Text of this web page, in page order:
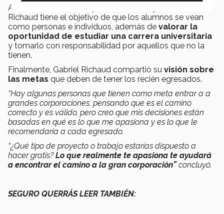
Además de enseñar aspectos teóricos y técnicos,
Richaud tiene el objetivo de que los alumnos se vean
como personas e individuos, además de valorar la
oportunidad de estudiar una carrera universitaria
y tomarlo con responsabilidad por aquellos que no la
tienen.
Finalmente, Gabriel Richaud compartió su visión sobre
las metas que deben de tener los recién egresados.
“Hay algunas personas que tienen como meta entrar a a
grandes corporaciones, pensando que es el camino
correcto y es válido, pero creo que mis decisiones están
basadas en qué es lo que me apasiona y es lo que le
recomendaría a cada egresado.
“¿Qué tipo de proyecto o trabajo estarías dispuesto a
hacer gratis?Lo que realmente te apasiona te ayudará
a encontrar el camino a la gran corporación”concluyó.
SEGURO QUERRÁS LEER TAMBIÉN: